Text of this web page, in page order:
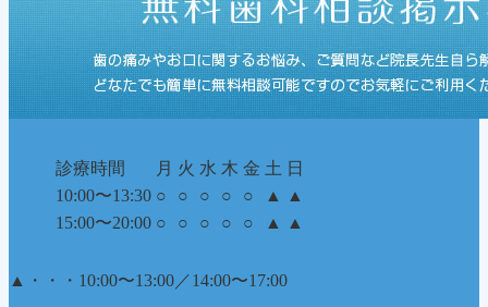
診療時間 月 火 水 木 金 土 日
10:00〜13:30 ○ ○ ○ ○ ○ ▲
▲
15:00〜20:00 ○ ○ ○ ○ ○ ▲ ▲
▲ ・・・10:00〜13:00／14:00〜17:00